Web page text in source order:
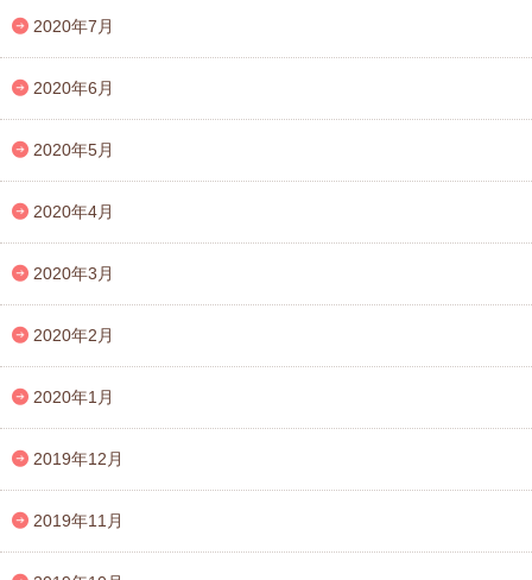
2020年7月
2020年6月
2020年5月
2020年4月
2020年3月
2020年2月
2020年1月
2019年12月
2019年11月